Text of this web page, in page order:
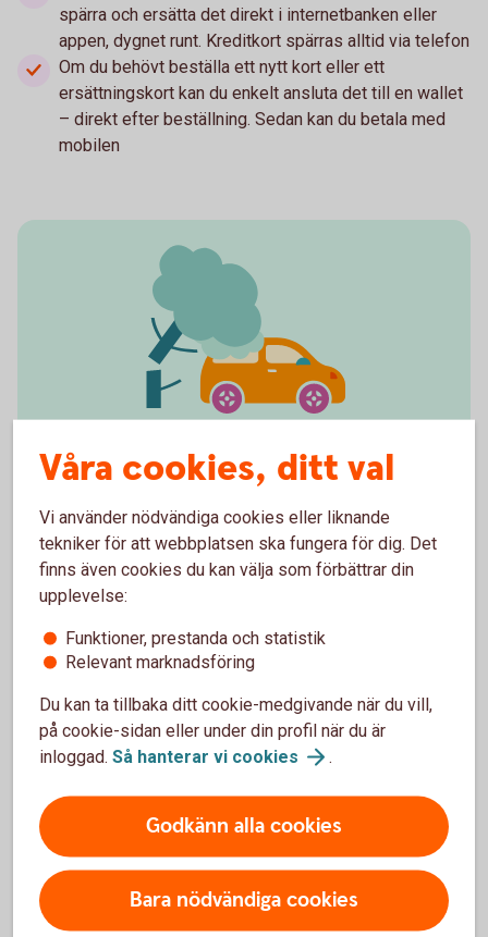
spärra och ersätta det direkt i internetbanken eller
appen, dygnet runt. Kreditkort spärras alltid via telefon
Om du behövt beställa ett nytt kort eller ett
ersättningskort kan du enkelt ansluta det till en wallet
– direkt efter beställning. Sedan kan du betala med
mobilen
Rulla säkert på vägarna i
sommar
Vet du om att du som är Nyckelkund och har
hemförsäkringen hos oss har möjlighet att få upp till
20 procent rabatt på vår bilförsäkring? Din exakta
rabatt visas när du är inloggad i internetbanken eller
Se villkor och skaffabilförsäkring
Ska du få elstöd?
De flesta får sin utbetalning före sista juni. Det här är
Våra cookies, ditt val
Vi använder nödvändiga cookies eller liknande
tekniker för att webbplatsen ska fungera för dig. Det
finns även cookies du kan välja som förbättrar din
upplevelse:
Funktioner, prestanda och statistik
Relevant marknadsföring
Du kan ta tillbaka ditt cookie-medgivande när du vill,
på cookie-sidan eller under din profil när du är
inloggad. Så hanterar vi cookies .
Godkänn alla cookies
Bara nödvändiga cookies